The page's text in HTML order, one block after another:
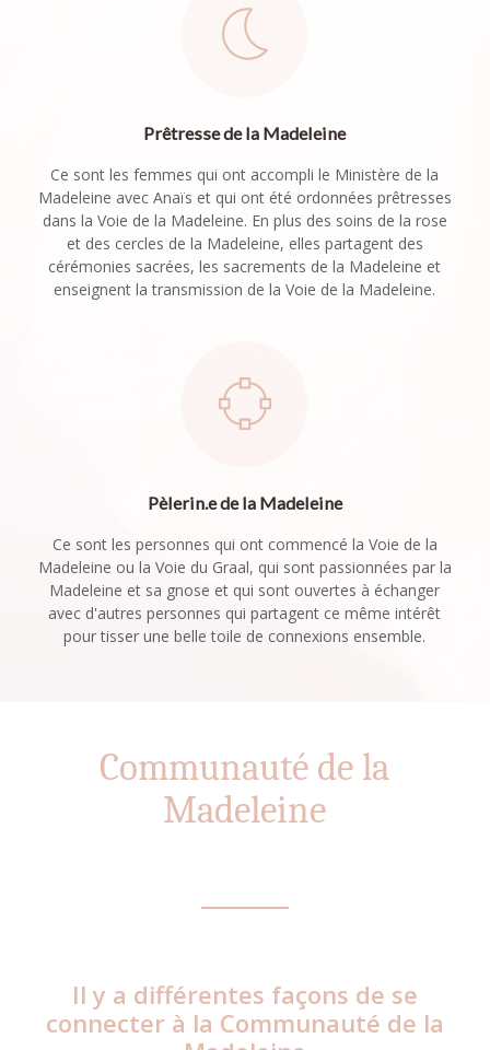
Prêtresse de la Madeleine
Ce sont les femmes qui ont accompli le Ministère de la
Madeleine avec Anaïs et qui ont été ordonnées prêtresses
dans la Voie de la Madeleine. En plus des soins de la rose
et des cercles de la Madeleine, elles partagent des
cérémonies sacrées, les sacrements de la Madeleine et
enseignent la transmission de la Voie de la Madeleine.
Pèlerin.e de la Madeleine
Ce sont les personnes qui ont commencé la Voie de la
Madeleine ou la Voie du Graal, qui sont passionnées par la
Madeleine et sa gnose et qui sont ouvertes à échanger
avec d'autres personnes qui partagent ce même intérêt
pour tisser une belle toile de connexions ensemble.
Communauté de la
Madeleine
Il y a différentes façons de se
connecter à la Communauté de la